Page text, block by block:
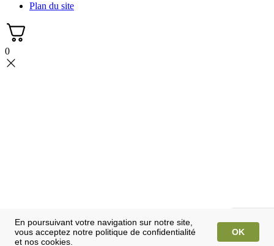
Plan du site
0
En poursuivant votre navigation sur notre site,
vous acceptez notre politique de confidentialité
et nos cookies.
OK